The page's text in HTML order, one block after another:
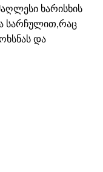
ხარისხის
სარჩულით,რაც
და